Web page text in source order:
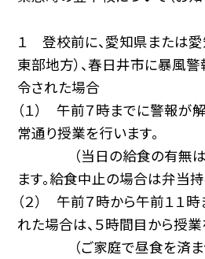
１ 登校前に、愛知県または
東部地方）、春日井市に暴風
令された場合
（１） 午前７時までに警報が
常通り授業を行います。
（当日の給食の有無は、
ます。給食中止の場合は弁当持
（２） 午前７時から午前１１
れた場合は、５時間目から授業
（ご家庭で昼食を済ませ